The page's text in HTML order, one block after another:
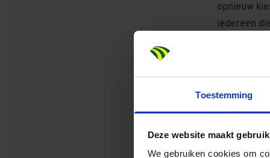
Toestemming
Deze website maakt
We gebruiken cookies om
opnieuw
iedereen
Wij zijn
Bij ons vind